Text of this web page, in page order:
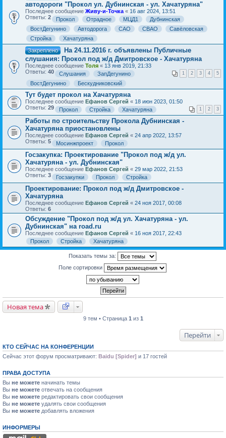
автодороги "Прокол ул. Дубнинская - ул. Хачатуряна"
Последнее сообщение Живу-и-Точка « 16 авг 2024, 13:51
Ответы: 2 Прокол Отрадное МЦД1
Дубнинская
ВостДегунино
Автодорога САО СВАО
Савёловская
Стройка
Хачатуряна
Закреплено
На 24.11.2016 г. объявлены Публичные
слушания: Прокол под ж/д Дмитровское - Хачатуряна
Последнее сообщение Толя « 13 янв 2019, 21:33
Ответы: 40 1 2 3 4 5
Слушания
ЗапДегунино
ВостДегунино
Бескудниковский
Тут будет прокол на Хачатуряна
Последнее сообщение Ефанов Сергей « 18 июн 2023, 01:50
Ответы: 29 1 2 3
Прокол Стройка Хачатуряна
Работы по строительству Прокола Дубнинская -
Хачатуряна приостановлены
Последнее сообщение Ефанов Сергей « 24 апр 2022, 13:57
Ответы: 5 Мосинжпроект Прокол
Госзакупка: Проектирование "Прокол под ж/д ул.
Хачатуряна - ул. Дубнинская"
Последнее сообщение Ефанов Сергей « 29 мар 2022, 21:53
Ответы: 3 Госзакупки Прокол Стройка
Проектирование: Прокол под ж/д Дмитровское -
Хачатуряна
Последнее сообщение Ефанов Сергей « 24 ноя 2017, 00:08
Ответы: 6
Обсуждение "Прокол под ж/д ул. Хачатуряна - ул.
Дубнинская" на road.ru
Последнее сообщение Ефанов Сергей « 16 ноя 2017, 22:43
Прокол
Стройка Хачатуряна
Показать темы за:
Поле сортировки
Новая тема
9 тем • Страница 1 из 1
Перейти
КТО СЕЙЧАС НА КОНФЕРЕНЦИИ
Сейчас этот форум просматривают: Baidu [Spider] и 17 гостей
ПРАВА ДОСТУПА
Вы не можете начинать темы
Вы не можете отвечать на сообщения
Вы не можете редактировать свои сообщения
Вы не можете удалять свои сообщения
Вы не можете добавлять вложения
ИНФОРМЕРЫ